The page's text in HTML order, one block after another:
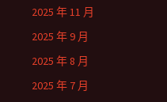
2025 年 11 月
2025 年 9 月
2025 年 8 月
2025 年 7 月